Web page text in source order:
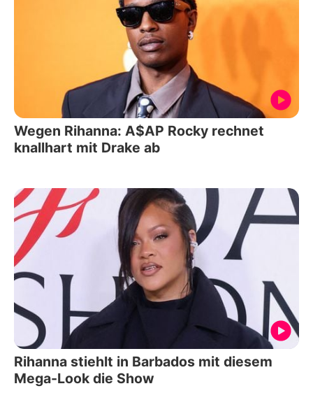
Wegen Rihanna: A$AP Rocky rechnet
knallhart mit Drake ab
Rihanna stiehlt in Barbados mit diesem
Mega-Look die Show